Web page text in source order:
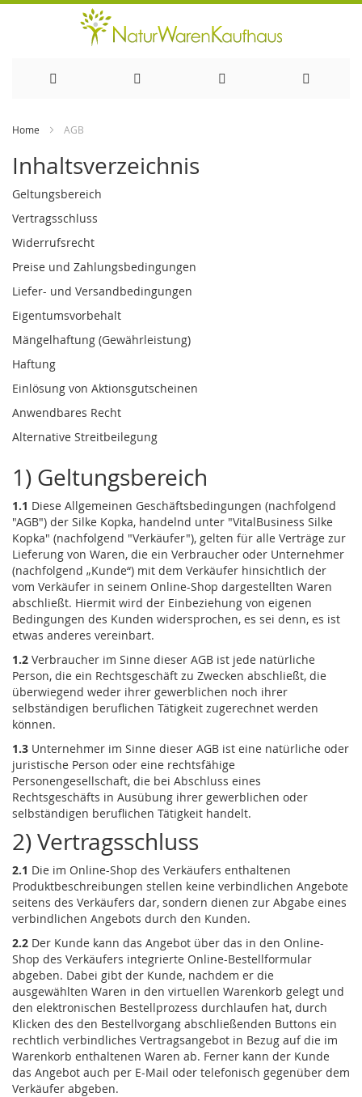
Inhalt
Home AGB
Inhaltsverzeichnis
Geltungsbereich
Vertragsschluss
Widerrufsrecht
Preise und Zahlungsbedingungen
Liefer- und Versandbedingungen
Eigentumsvorbehalt
Mängelhaftung (Gewährleistung)
Haftung
Einlösung von Aktionsgutscheinen
Anwendbares Recht
Alternative Streitbeilegung
1) Geltungsbereich
1.1 Diese Allgemeinen Geschäftsbedingungen (nachfolgend
"AGB") der Silke Kopka, handelnd unter "VitalBusiness Silke
Kopka" (nachfolgend "Verkäufer"), gelten für alle Verträge zur
Lieferung von Waren, die ein Verbraucher oder Unternehmer
(nachfolgend „Kunde“) mit dem Verkäufer hinsichtlich der
vom Verkäufer in seinem Online-Shop dargestellten Waren
abschließt. Hiermit wird der Einbeziehung von eigenen
Bedingungen des Kunden widersprochen, es sei denn, es ist
etwas anderes vereinbart.
1.2 Verbraucher im Sinne dieser AGB ist jede natürliche
Person, die ein Rechtsgeschäft zu Zwecken abschließt, die
überwiegend weder ihrer gewerblichen noch ihrer
selbständigen beruflichen Tätigkeit zugerechnet werden
können.
1.3 Unternehmer im Sinne dieser AGB ist eine natürliche oder
juristische Person oder eine rechtsfähige
Personengesellschaft, die bei Abschluss eines
Rechtsgeschäfts in Ausübung ihrer gewerblichen oder
selbständigen beruflichen Tätigkeit handelt.
2) Vertragsschluss
2.1 Die im Online-Shop des Verkäufers enthaltenen
Produktbeschreibungen stellen keine verbindlichen Angebote
seitens des Verkäufers dar, sondern dienen zur Abgabe eines
verbindlichen Angebots durch den Kunden.
2.2 Der Kunde kann das Angebot über das in den Online-
Shop des Verkäufers integrierte Online-Bestellformular
abgeben. Dabei gibt der Kunde, nachdem er die
ausgewählten Waren in den virtuellen Warenkorb gelegt und
den elektronischen Bestellprozess durchlaufen hat, durch
Klicken des den Bestellvorgang abschließenden Buttons ein
rechtlich verbindliches Vertragsangebot in Bezug auf die im
Warenkorb enthaltenen Waren ab. Ferner kann der Kunde
das Angebot auch per E-Mail oder telefonisch gegenüber dem
Verkäufer abgeben.